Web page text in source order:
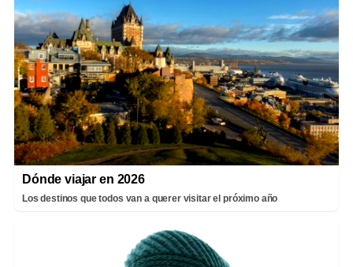
Dónde viajar en 2026
Los destinos que todos van a querer visitar el próximo año